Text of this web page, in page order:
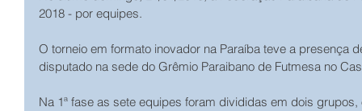
2018 - por equipes.
O torneio em formato inovador na Paraíba teve a presença
disputado na sede do Grêmio Paraibano de Futmesa no
Na 1ª fase as sete equipes foram divididas em dois